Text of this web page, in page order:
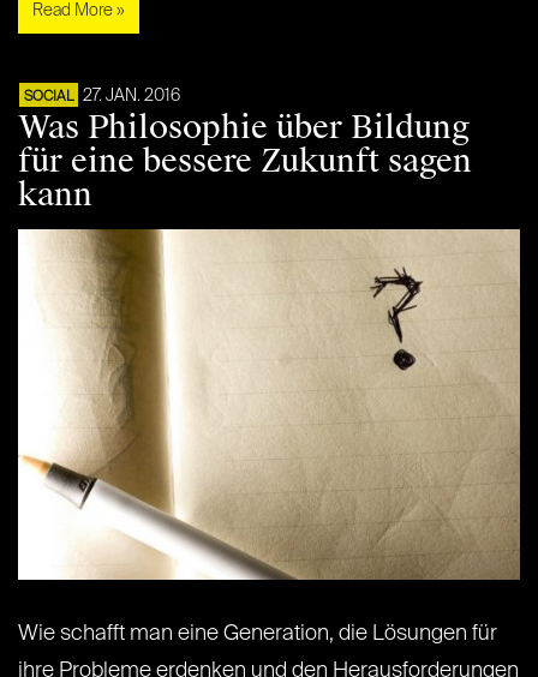
Read More »
SOCIAL 27. JAN. 2016
Was Philosophie über Bildung
für eine bessere Zukunft sagen
kann
Wie schafft man eine Generation, die Lösungen für
ihre Probleme erdenken und den Herausforderungen